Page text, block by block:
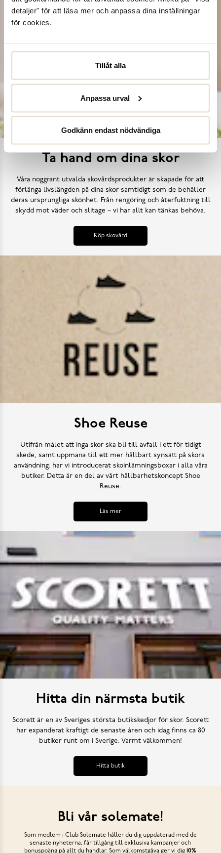
detaljer" för att läsa mer och anpassa dina inställningar
för cookies.
Tillåt alla
Anpassa urval
Godkänn endast nödvändiga
Ta hand om dina skor
Våra noggrant utvalda skovårdsprodukter är skapade för att
förlänga livslängden på dina skor samtidigt som de behåller
deras ursprungliga skönhet. Från rengöring och återfuktning till
skydd mot väder och slitage – vi har allt kan tänkas behöva.
Köp skovård
Shoe Reuse
Utifrån målet att inga skor ska bli till avfall i ett för tidigt
skede, samt uppmana till ett mer hållbart synsätt på skors
användning, har vi introducerat skoinlämningsboxar i alla våra
butiker. Detta är en del av vårt hållbarhetskoncept Shoe
Reuse.
Läs mer
Hitta din närmsta butik
Scorett är en av Sveriges största butikskedjor för skor. Scorett
har expanderat kraftigt de senaste åren och idag finns ca 80
butiker runt om i Sverige. Varmt välkommen!
Hitta butik
Bli vår solemate!
Som medlem i Club Solemate håller du dig uppdaterad med de
senaste nyheterna, får tillgång till exklusiva kampanjer och
bonuspoäng på allt du handlar. Som välkomstgåva ger vi dig10%